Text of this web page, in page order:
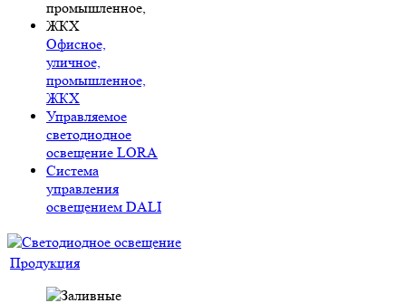
Офисное,
уличное,
промышленное,
ЖКХ
Управляемое
светодиодное
освещение LORA
Система
управления
освещением DALI
Продукция